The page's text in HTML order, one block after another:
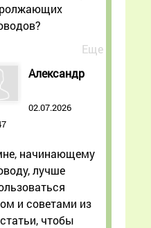
Еще
Александр
02.07.2026
начинающему
лучше
и советами из
чтобы